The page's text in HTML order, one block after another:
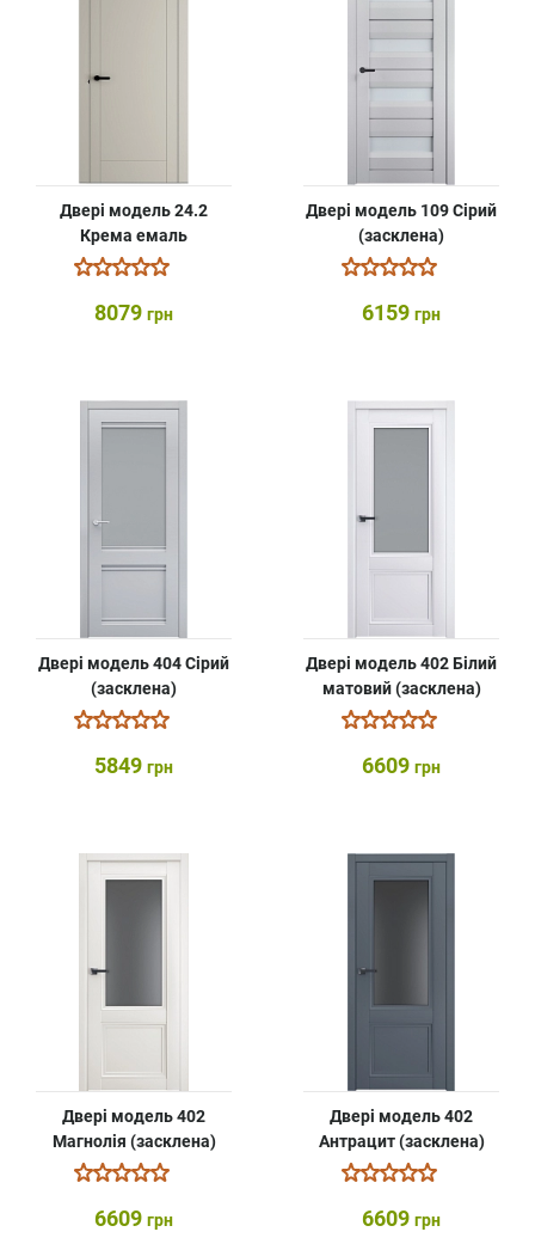
Двері модель 24.2
Крема емаль
8079 грн
Двері модель 109 Сірий
(засклена)
6159 грн
Двері модель 404 Сірий
(засклена)
5849 грн
Двері модель 402 Білий
матовий (засклена)
6609 грн
Двері модель 402
Магнолія (засклена)
6609 грн
Двері модель 402
Антрацит (засклена)
6609 грн